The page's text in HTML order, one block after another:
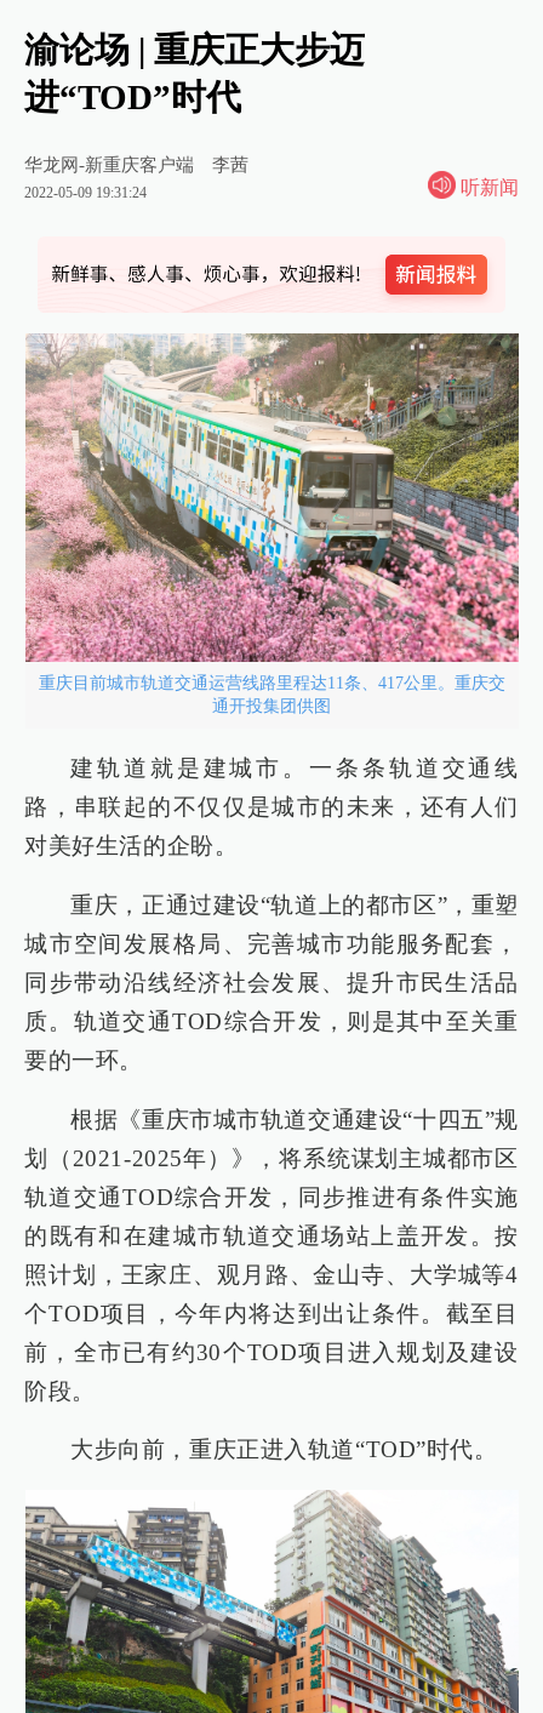
渝论场 | 重庆正大步迈
进“TOD”时代
华龙网-新重庆客户端 李茜
2022-05-09 19:31:24 听新闻
重庆目前城市轨道交通运营线路里程达11条、417公里。重庆交
通开投集团供图
建轨道就是建城市。一条条轨道交通线
路，串联起的不仅仅是城市的未来，还有人们
对美好生活的企盼。
重庆，正通过建设“轨道上的都市区”，重塑
城市空间发展格局、完善城市功能服务配套，
同步带动沿线经济社会发展、提升市民生活品
质。轨道交通TOD综合开发，则是其中至关重
要的一环。
根据《重庆市城市轨道交通建设“十四五”规
划（2021-2025年）》，将系统谋划主城都市区
轨道交通TOD综合开发，同步推进有条件实施
的既有和在建城市轨道交通场站上盖开发。按
照计划，王家庄、观月路、金山寺、大学城等4
个TOD项目，今年内将达到出让条件。截至目
前，全市已有约30个TOD项目进入规划及建设
阶段。
大步向前，重庆正进入轨道“TOD”时代。